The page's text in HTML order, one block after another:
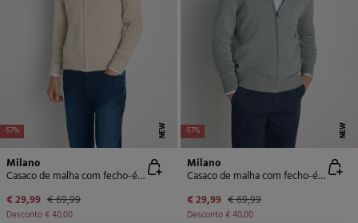
-57% NEW
Milano
Casaco de malha com fecho-éclair
€ 29,99 € 69,99
Desconto€ 40,00
-57% NEW
Milano
Casaco de malha com fecho-éclair
€ 29,99 € 69,99
Desconto€ 40,00